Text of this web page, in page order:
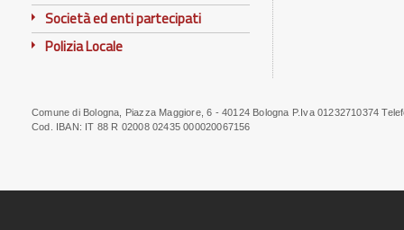
Società ed enti partecipati
Polizia Locale
Note
Comune di Bologna, Piazza Maggiore, 6 - 40124 Bologna P.Iva 01232710374
Cod. IBAN: IT 88 R 02008 02435 000020067156